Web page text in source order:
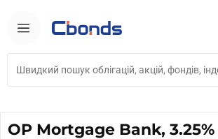
OP Mortgage Bank, 3.25%